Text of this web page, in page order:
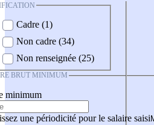
Cadre (1)
Non cadre (34)
Non renseignée (25)
BRUT MINIMUM
minimum
une périodicité pour le salaire saisi